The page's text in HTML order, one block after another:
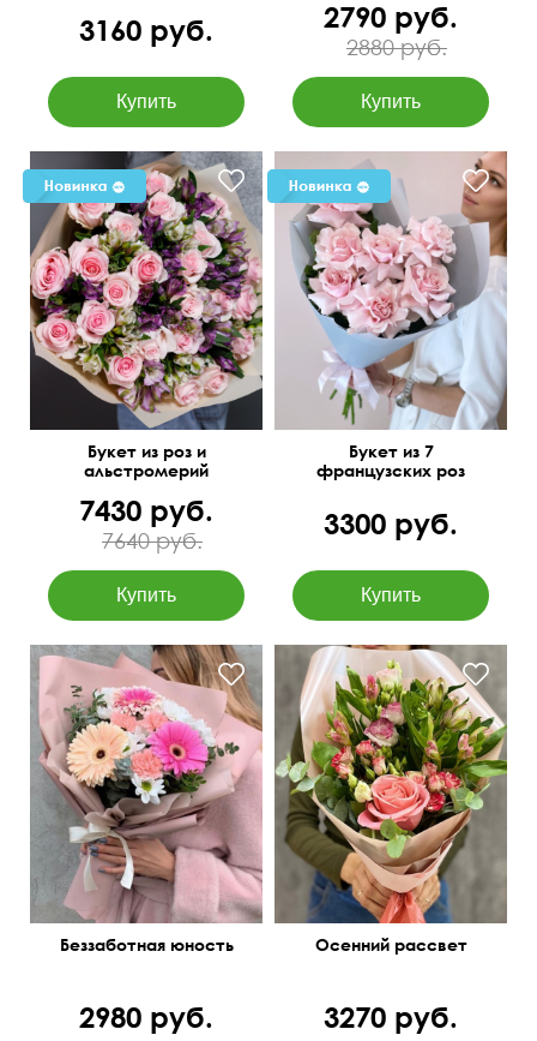
3160 руб. 2790 руб.
2880 руб.
Букет из роз и
альстромерий
7430 руб.
7640 руб.
Букет из 7
французских роз
3300 руб.
Гербера, кустовая
хризантема, фисташка,
эвкалипт парвифолия
Беззаботная юность
2980 руб.
Эквадорская роза Нина,
альстромерия, зелень,
матовая пленка
Осенний рассвет
3270 руб.